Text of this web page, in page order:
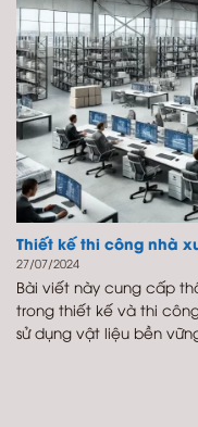
Thiết kế thi công nhà
27/07/2024
Bài viết này cung cấp
trong thiết kế và thi
sử dụng vật liệu bền